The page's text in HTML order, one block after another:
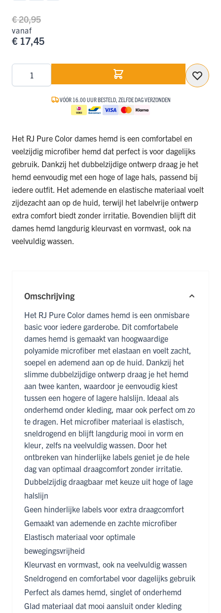
€ 20,95
vanaf
€ 17,45
VÓÓR 16.00 UUR BESTELD, ZELFDE DAG VERZONDEN
Het RJ Pure Color dames hemd is een comfortabel en
veelzijdig microfiber hemd dat perfect is voor dagelijks
gebruik. Dankzij het dubbelzijdige ontwerp draag je het
hemd eenvoudig met een hoge of lage hals, passend bij
iedere outfit. Het ademende en elastische materiaal voelt
zijdezacht aan op de huid, terwijl het labelvrije ontwerp
extra comfort biedt zonder irritatie. Bovendien blijft dit
dames hemd langdurig kleurvast en vormvast, ook na
veelvuldig wassen.
Omschrijving
Het RJ Pure Color dames hemd is een onmisbare
basic voor iedere garderobe. Dit comfortabele
dames hemd is gemaakt van hoogwaardige
polyamide microfiber met elastaan en voelt zacht,
soepel en ademend aan op de huid. Dankzij het
slimme dubbelzijdige ontwerp draag je het hemd
aan twee kanten, waardoor je eenvoudig kiest
tussen een hogere of lagere halslijn. Ideaal als
onderhemd onder kleding, maar ook perfect om zo
te dragen. Het microfiber materiaal is elastisch,
sneldrogend en blijft langdurig mooi in vorm en
kleur, zelfs na veelvuldig wassen. Door het
ontbreken van hinderlijke labels geniet je de hele
dag van optimaal draagcomfort zonder irritatie.
Dubbelzijdig draagbaar met keuze uit hoge of lage
halslijn
Geen hinderlijke labels voor extra draagcomfort
Gemaakt van ademende en zachte microfiber
Elastisch materiaal voor optimale
bewegingsvrijheid
Kleurvast en vormvast, ook na veelvuldig wassen
Sneldrogend en comfortabel voor dagelijks gebruik
Perfect als dames hemd, singlet of onderhemd
Glad materiaal dat mooi aansluit onder kleding